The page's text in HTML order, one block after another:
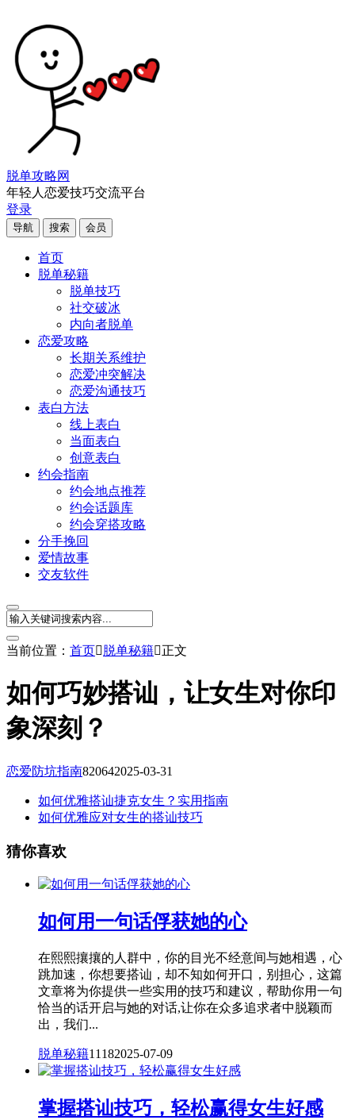
脱单攻略网
年轻人恋爱技巧交流平台
登录
导航 搜索 会员
首页
脱单秘籍
脱单技巧
社交破冰
内向者脱单
恋爱攻略
长期关系维护
恋爱冲突解决
恋爱沟通技巧
表白方法
线上表白
当面表白
创意表白
约会指南
约会地点推荐
约会话题库
约会穿搭攻略
分手挽回
爱情故事
交友软件
当前位置： 首页脱单秘籍正文
如何巧妙搭讪，让女生对你印
象深刻？
恋爱防坑指南820642025-03-31
如何优雅搭讪捷克女生？实用指南
如何优雅应对女生的搭讪技巧
猜你喜欢
如何用一句话俘获她的心
在熙熙攘攘的人群中，你的目光不经意间与她相遇，心
跳加速，你想要搭讪，却不知如何开口，别担心，这篇
文章将为你提供一些实用的技巧和建议，帮助你用一句
恰当的话开启与她的对话,让你在众多追求者中脱颖而
出，我们...
脱单秘籍11182025-07-09
掌握搭讪技巧，轻松赢得女生好感